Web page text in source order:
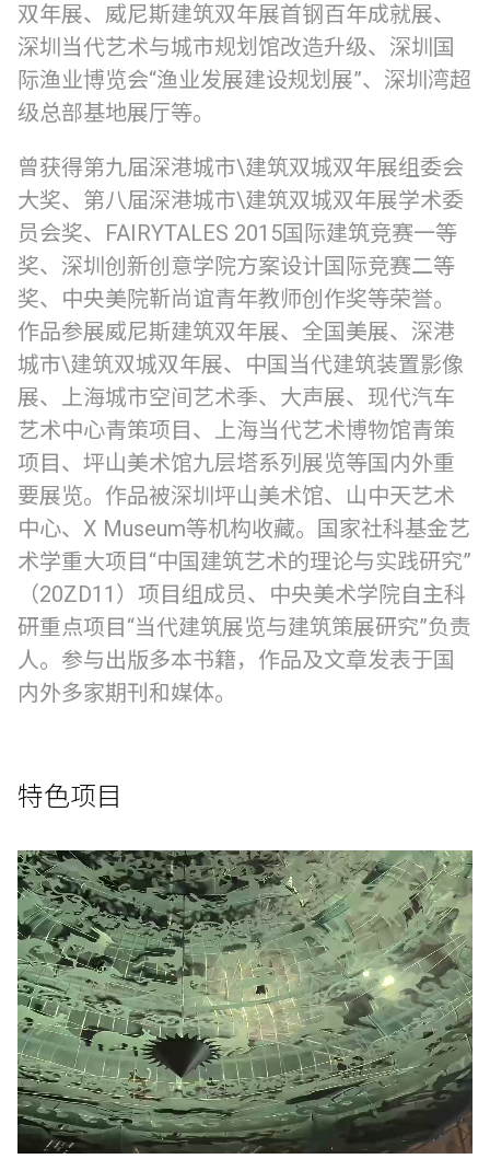
English 中文
双年展、威尼斯建筑双年展首钢百年成就展、
深圳当代艺术与城市规划馆改造升级、深圳国
际渔业博览会“渔业发展建设规划展”、深圳湾超
级总部基地展厅等。
曾获得第九届深港城市\建筑双城双年展组委会
大奖、第八届深港城市\建筑双城双年展学术委
员会奖、FAIRYTALES 2015国际建筑竞赛一等
奖、深圳创新创意学院方案设计国际竞赛二等
奖、中央美院靳尚谊青年教师创作奖等荣誉。
作品参展威尼斯建筑双年展、全国美展、深港
城市\建筑双城双年展、中国当代建筑装置影像
展、上海城市空间艺术季、大声展、现代汽车
艺术中心青策项目、上海当代艺术博物馆青策
项目、坪山美术馆九层塔系列展览等国内外重
要展览。作品被深圳坪山美术馆、山中天艺术
中心、X Museum等机构收藏。国家社科基金艺
术学重大项目“中国建筑艺术的理论与实践研究”
（20ZD11）项目组成员、中央美术学院自主科
研重点项目“当代建筑展览与建筑策展研究”负责
人。参与出版多本书籍，作品及文章发表于国
内外多家期刊和媒体。
特色项目